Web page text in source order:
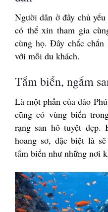
Người dân ở đây chủ
có thể xin tham gia
cùng họ. Đây chắc
với mỗi du khách.
Tắm biển, ngắm
Là một phần của đảo
cũng có vùng biển
rạng san hô tuyệt đẹp.
hoang sơ, đặc biệt là
tắm biển như những nơi